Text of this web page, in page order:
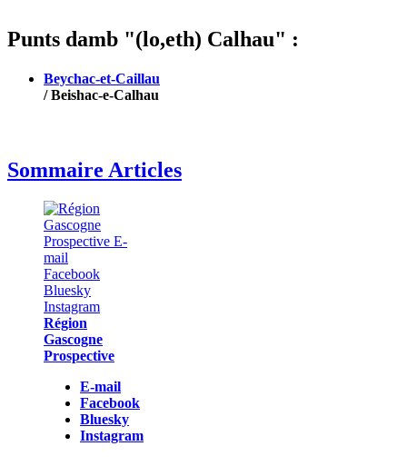
Punts damb "(lo,eth) Calhau" :
Beychac-et-Caillau
/ Beishac-e-Calhau
Sommaire Articles
Région
Gascogne
Prospective
E-mail
Facebook
Bluesky
Instagram